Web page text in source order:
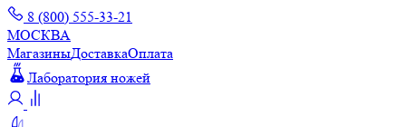
8 (800) 555-33-21
МОСКВА
МагазиныДоставкаОплата
Лаборатория ножей